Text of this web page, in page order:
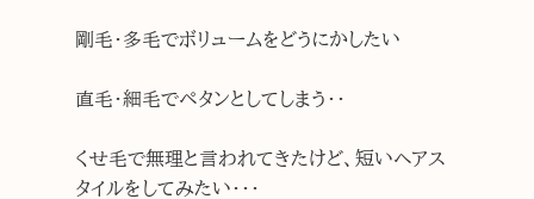
剛毛・多毛でボリュームをどうにかしたい
直毛・細毛でペタンとしてしまう・・
くせ毛で無理と言われてきたけど、短いヘアス
タイルをしてみたい・・・